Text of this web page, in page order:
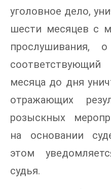
уголовное дело,
шести месяцев с
прослушивания,
месяца до дня
отражающих
розыскных
на основании
этом
судья.